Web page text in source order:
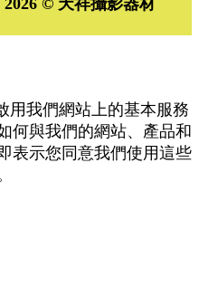
| 2026 © 天祥攝影器材
用我們網站上的基本服務
何與我們的網站、產品和
表示您同意我們使用這些